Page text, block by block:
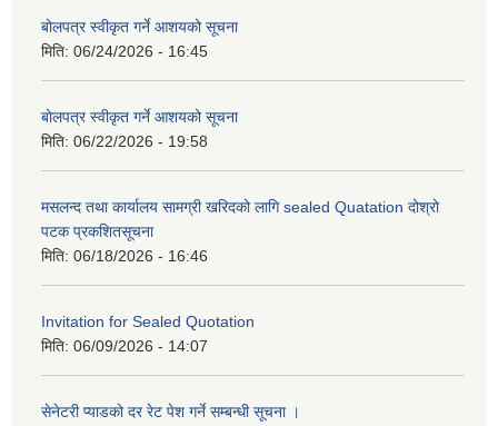
बोलपत्र स्वीकृत गर्ने आशयको सूचना
मिति: 06/24/2026 - 16:45
बोलपत्र स्वीकृत गर्ने आशयको सूचना
मिति: 06/22/2026 - 19:58
मसलन्द तथा कार्यालय सामग्री खरिदको लागि sealed Quatation दोश्रो
पटक प्रकशितसूचना
मिति: 06/18/2026 - 16:46
Invitation for Sealed Quotation
मिति: 06/09/2026 - 14:07
सेनेटरी प्याडको दर रेट पेश गर्ने सम्बन्धी सूचना ।